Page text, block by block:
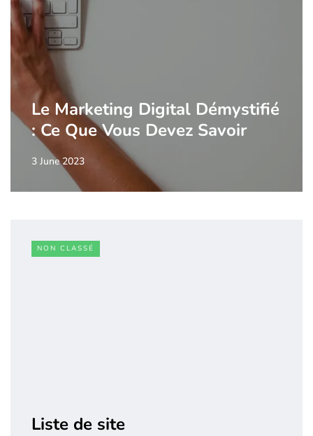
Le Marketing Digital Démystifié
: Ce Que Vous Devez Savoir
3 June 2023
NON CLASSÉ
Liste de site